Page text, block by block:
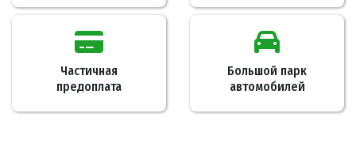
Частичная
предоплата
Большой парк
автомобилей